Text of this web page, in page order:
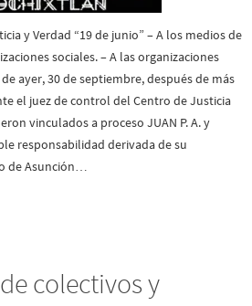
y Verdad “19 de junio” – A los medios de
sociales. – A las organizaciones
ayer, 30 de septiembre, después de más
el juez de control del Centro de Justicia
vinculados a proceso JUAN P. A. y
responsabilidad derivada de su
de Asunción…
colectivos y